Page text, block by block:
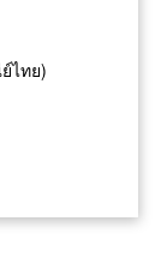
ไทย)